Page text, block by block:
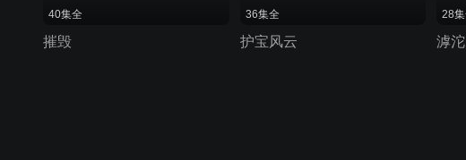
40集全
摧毁
36集全
护宝风云
28
滹